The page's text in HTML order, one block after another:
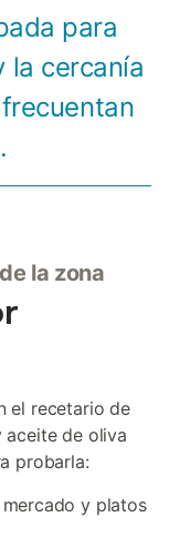
para
la cercanía
la zona
el recetario de
aceite de oliva
probarla:
y platos